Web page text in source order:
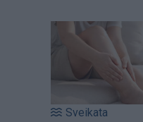
Sveikata